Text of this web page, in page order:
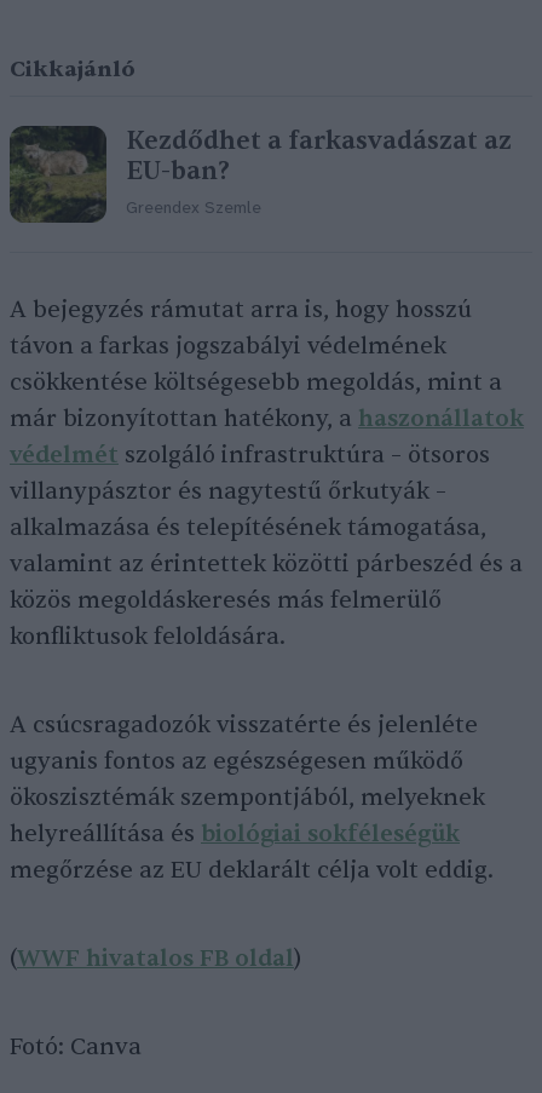
Cikkajánló
Kezdődhet a farkasvadászat az
EU-ban?
Greendex Szemle
A bejegyzés rámutat arra is, hogy hosszú
távon a farkas jogszabályi védelmének
csökkentése költségesebb megoldás, mint a
már bizonyítottan hatékony, a haszonállatok
védelmét szolgáló infrastruktúra – ötsoros
villanypásztor és nagytestű őrkutyák –
alkalmazása és telepítésének támogatása,
valamint az érintettek közötti párbeszéd és a
közös megoldáskeresés más felmerülő
konfliktusok feloldására.
A csúcsragadozók visszatérte és jelenléte
ugyanis fontos az egészségesen működő
ökoszisztémák szempontjából, melyeknek
helyreállítása és biológiai sokféleségük
megőrzése az EU deklarált célja volt eddig.
(WWF hivatalos FB oldal)
Fotó: Canva